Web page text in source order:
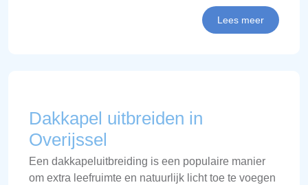
Lees meer
Dakkapel uitbreiden in
Overijssel
Een dakkapeluitbreiding is een populaire manier
om extra leefruimte en natuurlijk licht toe te voegen